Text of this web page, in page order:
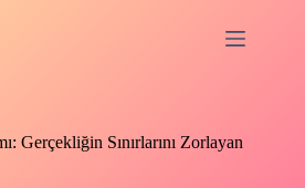
Gerçekliğin Sınırlarını Zorlayan